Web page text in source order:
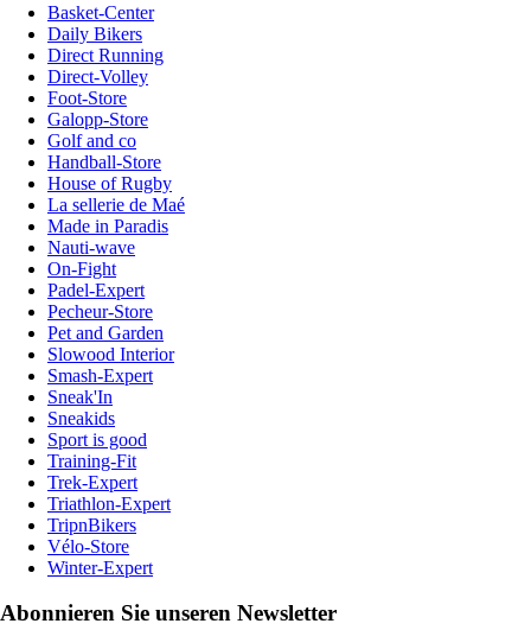
Basket-Center
Daily Bikers
Direct Running
Direct-Volley
Foot-Store
Galopp-Store
Golf and co
Handball-Store
House of Rugby
La sellerie de Maé
Made in Paradis
Nauti-wave
On-Fight
Padel-Expert
Pecheur-Store
Pet and Garden
Slowood Interior
Smash-Expert
Sneak'In
Sneakids
Sport is good
Training-Fit
Trek-Expert
Triathlon-Expert
TripnBikers
Vélo-Store
Winter-Expert
Abonnieren Sie unseren Newsletter